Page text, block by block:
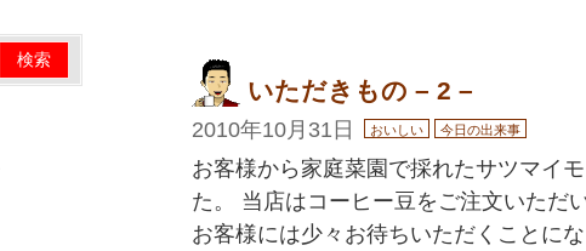
いただきもの – 2 –
2010年10月31日 おいしい 今日の出来事
お客様から家庭菜園で採れたサツマイ
た。 当店はコーヒー豆をご注文いただ
お客様には少々お待ちいただくことに